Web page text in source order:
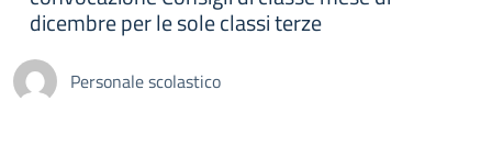
dicembre per le sole classi terze
Personale scolastico